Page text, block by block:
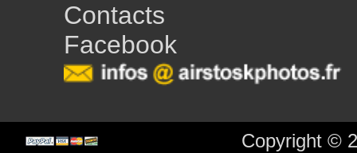
Contacts
Facebook
Copyright ©